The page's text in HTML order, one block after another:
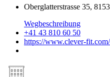
Oberglatterstrasse 35,
Wegbeschreibung
+41 43 810 60 50
https://www.clever-